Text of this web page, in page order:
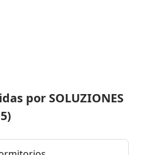
por SOLUZIONES